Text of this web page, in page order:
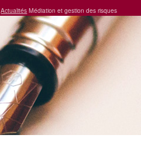
Actualités Médiation et gestion des risques